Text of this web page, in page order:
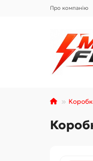
Про компанію